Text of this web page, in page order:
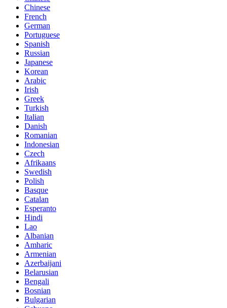
Chinese
French
German
Portuguese
Spanish
Russian
Japanese
Korean
Arabic
Irish
Greek
Turkish
Italian
Danish
Romanian
Indonesian
Czech
Afrikaans
Swedish
Polish
Basque
Catalan
Esperanto
Hindi
Lao
Albanian
Amharic
Armenian
Azerbaijani
Belarusian
Bengali
Bosnian
Bulgarian